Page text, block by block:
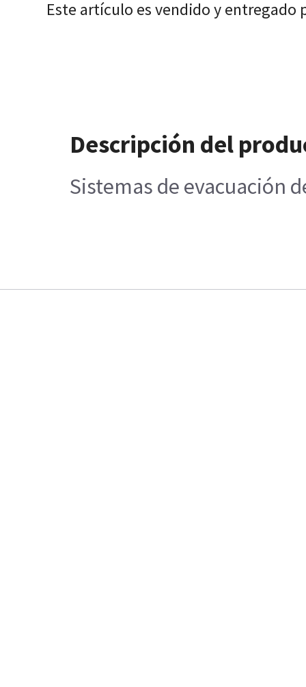
Este artículo es vendido y entregado
Descripción del
Sistemas de evacuación